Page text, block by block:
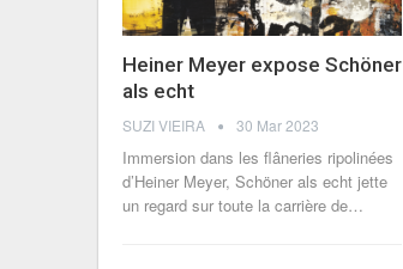
Heiner Meyer expose Schöner
als echt
SUZI VIEIRA 30 Mar 2023
Immersion dans les flâneries ripolinées
d’Heiner Meyer, Schöner als echt jette
un regard sur toute la carrière de…